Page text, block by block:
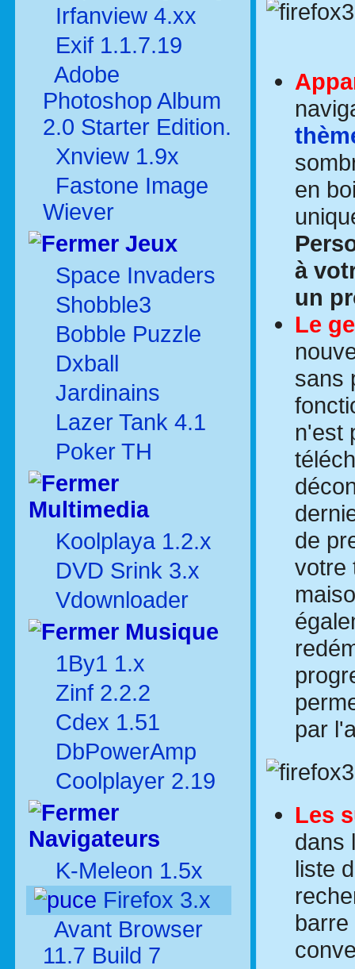
Irfanview 4.xx
Exif 1.1.7.19
Adobe
Photoshop Album
2.0 Starter Edition.
Xnview 1.9x
Fastone Image
Wiever
Jeux
Space Invaders
Shobble3
Bobble Puzzle
Dxball
Jardinains
Lazer Tank 4.1
Poker TH
Multimedia
Koolplaya 1.2.x
DVD Srink 3.x
Vdownloader
Musique
1By1 1.x
Zinf 2.2.2
Cdex 1.51
DbPowerAmp
Coolplayer 2.19
Navigateurs
K-Meleon 1.5x
Firefox 3.x
Avant Browser
11.7 Build 7
en
à
un
Le
sans
n'est
de
votre
par
Les
dans
liste